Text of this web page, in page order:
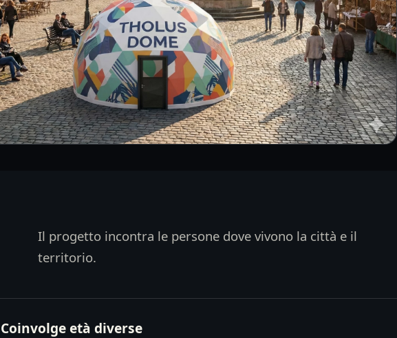
Il progetto incontra le persone dove vivono la città e il
territorio.
Coinvolge età diverse